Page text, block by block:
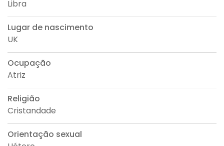
Libra
Lugar de nascimento
UK
Ocupação
Atriz
Religião
Cristandade
Orientação sexual